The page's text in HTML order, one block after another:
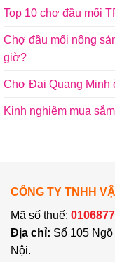
Top 10 chợ đầu mối
Chợ đầu mối nông
giờ?
Chợ Đại Quang Minh
Kinh nghiêm mua
CÔNG TY TNHH
Mã số thuế:
Địa chỉ: Số 105
Nội.